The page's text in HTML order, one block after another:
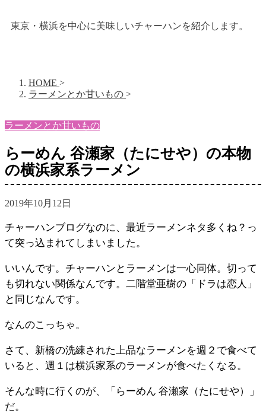
東京・横浜を中心に美味しいチャーハンを紹介します。
HOME >
ラーメンとか甘いもの >
ラーメンとか甘いもの
らーめん 谷瀬家（たにせや）の本物
の横浜家系ラーメン
2019年10月12日
チャーハンブログなのに、最近ラーメンネタ多くね？っ
て突っ込まれてしまいました。
いいんです。チャーハンとラーメンは一心同体。切って
も切れない関係なんです。二階堂亜樹の「ドラは恋人」
と同じなんです。
なんのこっちゃ。
さて、新橋の洗練された上品なラーメンを週２で食べて
いると、週１は横浜家系のラーメンが食べたくなる。
そんな時に行くのが、「らーめん 谷瀬家（たにせや）」
だ。